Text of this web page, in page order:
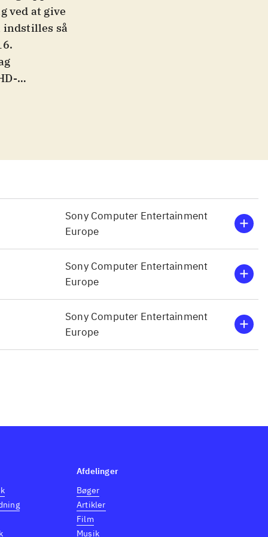
ved at give
indstilles så
.
handler om
der giver
grøn, er
Sony Computer Entertainment
Europe
Sony Computer Entertainment
Europe
Sony Computer Entertainment
Europe
Afdelinger
Bøger
Artikler
Film
Musik